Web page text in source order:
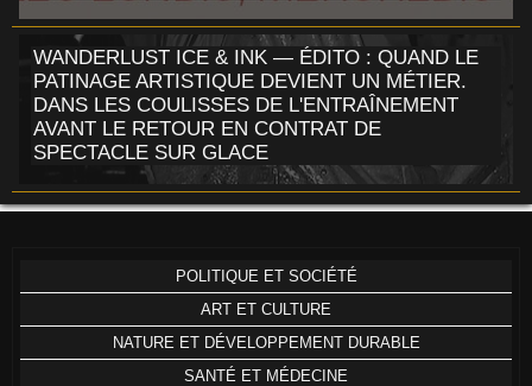
WANDERLUST ICE & INK — ÉDITO : QUAND LE
PATINAGE ARTISTIQUE DEVIENT UN MÉTIER.
DANS LES COULISSES DE L'ENTRAÎNEMENT
AVANT LE RETOUR EN CONTRAT DE
SPECTACLE SUR GLACE
POLITIQUE ET SOCIÉTÉ
ART ET CULTURE
NATURE ET DÉVELOPPEMENT DURABLE
SANTÉ ET MÉDECINE